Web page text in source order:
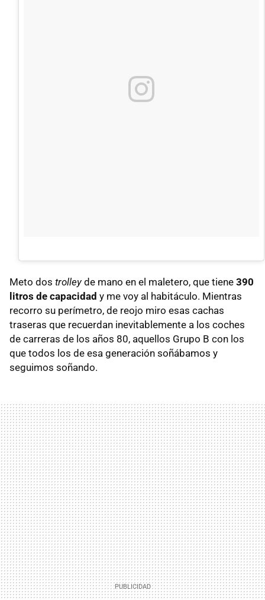
Meto dos trolleyde mano en el maletero, que tiene 390
litros de capacidad y me voy al habitáculo. Mientras
recorro su perímetro, de reojo miro esas cachas
traseras que recuerdan inevitablemente a los coches
de carreras de los años 80, aquellos Grupo B con los
que todos los de esa generación soñábamos y
seguimos soñando.